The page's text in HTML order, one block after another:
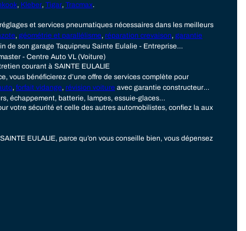
, Kleber, Tigar, Tracmax.
et services pneumatiques nécessaires dans les meilleurs
, géométrie et parallélisme, réparation crevaison, garantie
de son garage Taquipneu Sainte Eulalie - Entreprise
- Centre Auto VL (Voiture)
courant à SAINTE EULALIE
vous bénéficierez d’une offre de services complète pour
, forfait vidange, révision voiture avec garantie constructeur
échappement, batterie, lampes, essuie-glaces…
votre sécurité et celle des autres automobilistes, confiez la aux
EULALIE, parce qu’on vous conseille bien, vous dépensez